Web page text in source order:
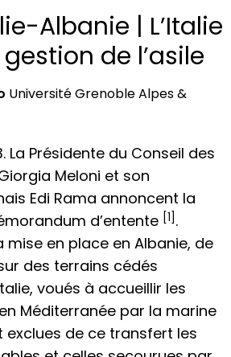
Albanie | L’Italie
de l’asile
Université Grenoble Alpes &
La Présidente du Conseil des
Meloni et son
Edi Rama annoncent la
d’entente [1] .
en place en Albanie, de
des terrains cédés
voués à accueillir les
en Méditerranée par la marine
exclues de ce transfert les